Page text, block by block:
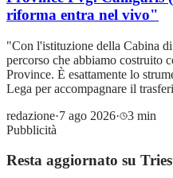
riforma entra nel vivo"
"Con l'istituzione della Cabina
percorso che abbiamo costruito
Province. È esattamente lo
Lega per accompagnare il
redazione·7 ago 2026·
3 min
Pubblicità
Resta aggiornato su